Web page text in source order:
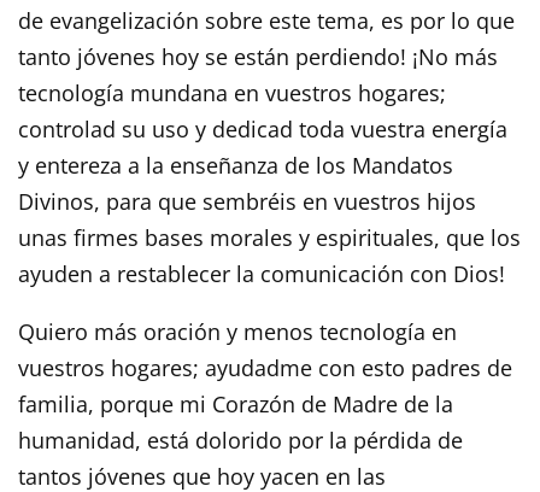
de evangelización sobre este tema, es por lo que
tanto jóvenes hoy se están perdiendo! ¡No más
tecnología mundana en vuestros hogares;
controlad su uso y dedicad toda vuestra energía
y entereza a la enseñanza de los Mandatos
Divinos, para que sembréis en vuestros hijos
unas firmes bases morales y espirituales, que los
ayuden a restablecer la comunicación con Dios!
Quiero más oración y menos tecnología en
vuestros hogares; ayudadme con esto padres de
familia, porque mi Corazón de Madre de la
humanidad, está dolorido por la pérdida de
tantos jóvenes que hoy yacen en las